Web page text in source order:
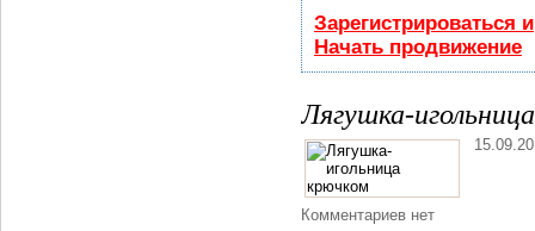
Зарегистрироваться и
Начать продвижение
Лягушка-игольница
Комментариев нет